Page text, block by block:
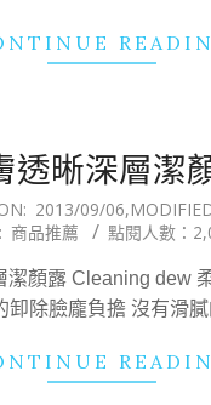
透晰深層潔
2013/09/06
商品推薦 點閱人數：
潔顏露 Cleaning dew
卸除臉龐負擔 沒有滑